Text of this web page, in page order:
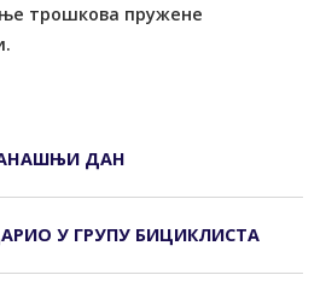
трошкова пружене
ДАН
У ГРУПУ БИЦИКЛИСТА